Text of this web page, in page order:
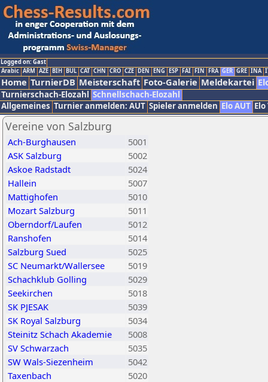
Logged on: Gast
Arabic ARM AZE BIH BUL CAT CHN CRO CZE DEN ENG ESP FAI FIN FRA GER GRE INA
Home TurnierDB Meisterschaft Foto-Galerie Meldekartei
Turnierschach-Elozahl Schnellschach-Elozahl
Allgemeines Turnier anmelden: AUT Spieler anmelden Elo AUT
Vereine von Salzburg
Ach-Burghausen
5001
ASK Salzburg
5002
Askoe Radstadt
5024
Hallein
5007
Mattighofen
5010
Mozart Salzburg
5011
Oberndorf/Laufen
5012
Ranshofen
5014
Salzburg Sued
5025
SC Neumarkt/Wallersee
5019
Schachklub Golling
5029
Seekirchen
5018
SK PJESAK
5039
SK Royal Salzburg
5034
Steinitz Schach Akademie
5008
SV Schwarzach
5035
SW Wals-Siezenheim
5042
Taxenbach
5020